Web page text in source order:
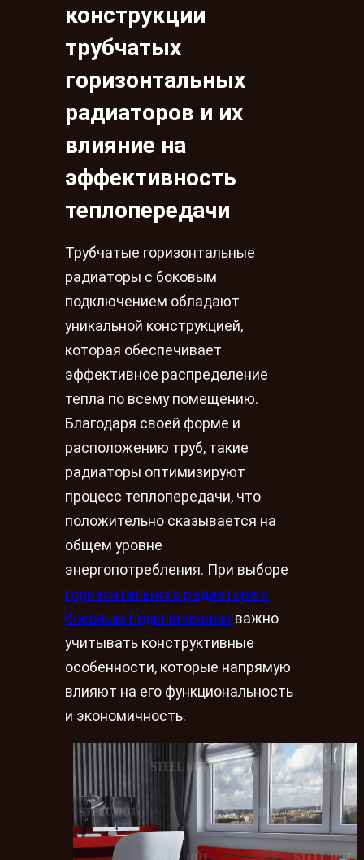
конструкции
трубчатых
горизонтальных
радиаторов и их
влияние на
эффективность
теплопередачи
Трубчатые горизонтальные
радиаторы с боковым
подключением обладают
уникальной конструкцией,
которая обеспечивает
эффективное распределение
тепла по всему помещению.
Благодаря своей форме и
расположению труб, такие
радиаторы оптимизируют
процесс теплопередачи, что
положительно сказывается на
общем уровне
энергопотребления. При выборе
горизонтального радиатора с
боковым подключением важно
учитывать конструктивные
особенности, которые напрямую
влияют на его функциональность
и экономичность.